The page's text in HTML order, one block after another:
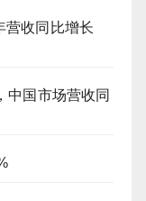
营收同比增长
中国市场营收同